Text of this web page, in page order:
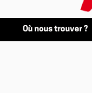
Où nous trouver ?